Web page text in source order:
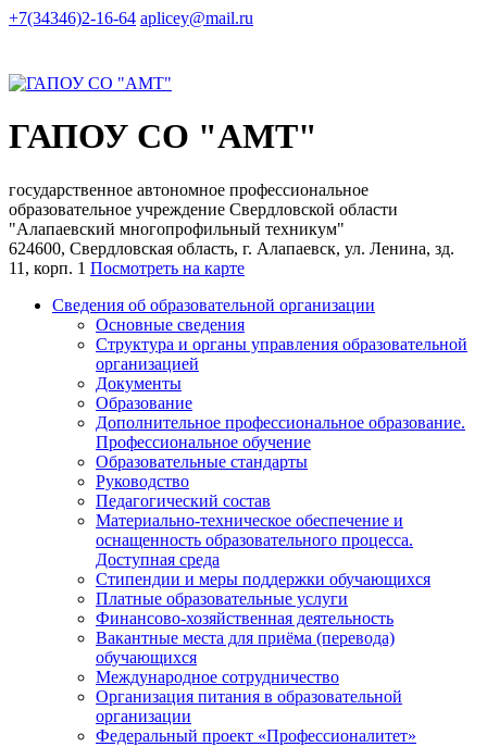
+7(34346)2-16-64 aplicey@mail.ru
ГАПОУ СО "АМТ"
государственное автономное профессиональное
образовательное учреждение Свердловской области
"Алапаевский многопрофильный техникум"
624600, Свердловская область, г. Алапаевск, ул. Ленина, зд.
11, корп. 1 Посмотреть на карте
Сведения об образовательной организации
Основные сведения
Структура и органы управления образовательной
организацией
Документы
Образование
Дополнительное профессиональное образование.
Профессиональное обучение
Образовательные стандарты
Руководство
Педагогический состав
Материально-техническое обеспечение и
оснащенность образовательного процесса.
Доступная среда
Стипендии и меры поддержки обучающихся
Платные образовательные услуги
Финансово-хозяйственная деятельность
Вакантные места для приёма (перевода)
обучающихся
Международное сотрудничество
Организация питания в образовательной
организации
Федеральный проект «Профессионалитет»